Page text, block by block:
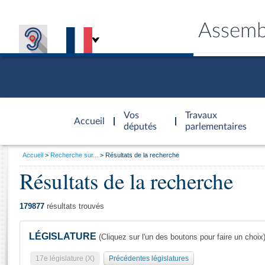
Accueil
d'accueil
Vos
députés
Travaux
parlementaires
Général
Vous
Accueil Recherche sur... Résultats de la recherche
Résultats de la recherche
179877 résultats trouvés
LÉGISLATURE (Cliquez sur l'un des boutons pour faire un choix)
17e législature (X) Précédentes législatures